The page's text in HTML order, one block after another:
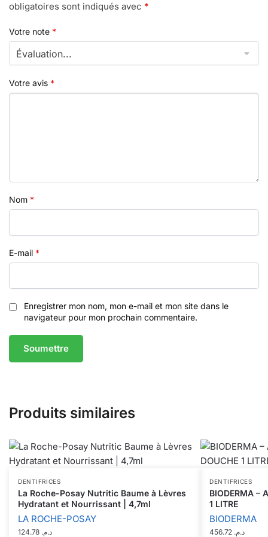
obligatoires sont indiqués avec *
Votre note *
Votre avis *
Nom *
E-mail *
Enregistrer mon nom, mon e-mail et mon site dans le
navigateur pour mon prochain commentaire.
Produits similaires
DENTIFRICES
La Roche-Posay Nutritic Baume à Lèvres
Hydratant et Nourrissant | 4,7ml
LA ROCHE-POSAY
د.م.
DENTIFRICES
BIODERMA –
1 LITRE
BIODERMA
د.م.